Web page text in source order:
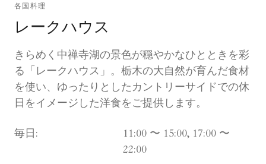
各国料理
レークハウス
きらめく中禅寺湖の景色が穏やかなひとときを彩
る「レークハウス」。栃木の大自然が育んだ食材
を使い、ゆったりとしたカントリーサイドでの休
日をイメージした洋食をご提供します。
毎日:
11:00 〜 15:00, 17:00 〜
22:00